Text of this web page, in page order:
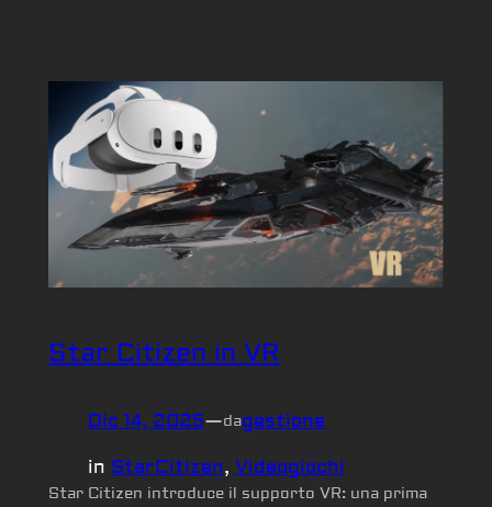
Star Citizen in VR
Dic 14, 2025—dagestione
in StarCitizen, Videogiochi
Star Citizen introduce il supporto VR: una prima